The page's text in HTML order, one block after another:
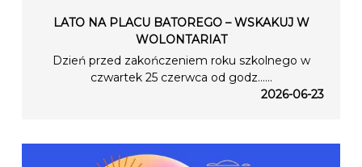
LATO NA PLACU BATOREGO – WSKAKUJ W
WOLONTARIAT
Dzień przed zakończeniem roku szkolnego w
czwartek 25 czerwca od godz…...
2026-06-23